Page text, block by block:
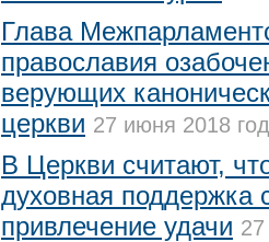
Глава
православия
верующих
церкви 27 июня 2018
В Церкви считают,
духовная поддержка
привлечение удачи